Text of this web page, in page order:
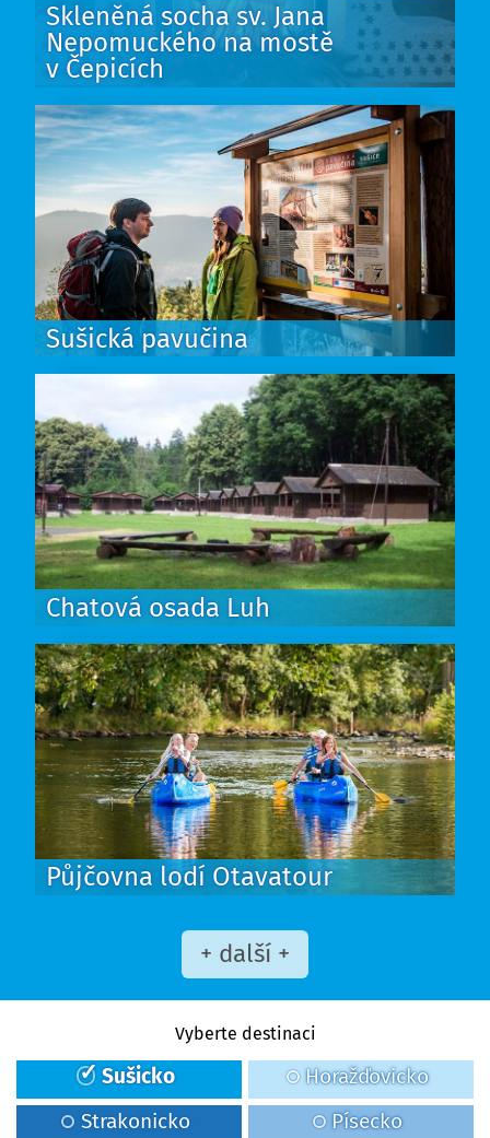
Skleněná socha sv. Jana
Nepomuckého na mostě
v Čepicích
Sušická pavučina
Chatová osada Luh
Půjčovna lodí Otavatour
+ další +
Vyberte destinaci
Sušicko
Horažďovicko
Strakonicko
Písecko